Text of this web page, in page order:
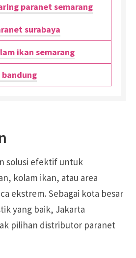
paranet semarang
surabaya
ikan semarang
solusi efektif untuk
kolam ikan, atau area
ekstrem. Sebagai kota besar
yang baik, Jakarta
pilihan distributor paranet